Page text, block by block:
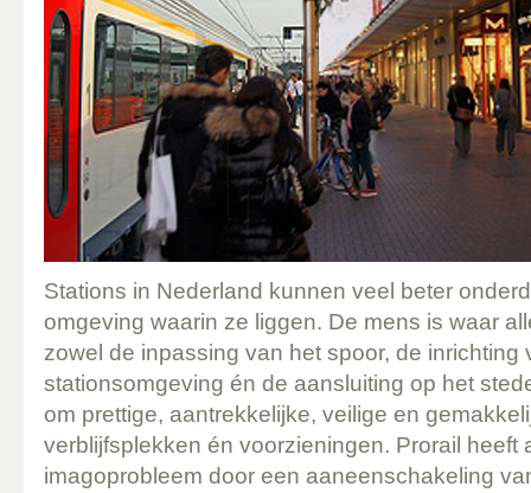
Stations in Nederland kunnen veel beter
omgeving waarin ze liggen. De mens is waar
zowel de inpassing van het spoor, de inrichting
stationsomgeving én de aansluiting op het
om prettige, aantrekkelijke, veilige en
verblijfsplekken én voorzieningen. Prorail heeft
imagoprobleem door een aaneenschakeling